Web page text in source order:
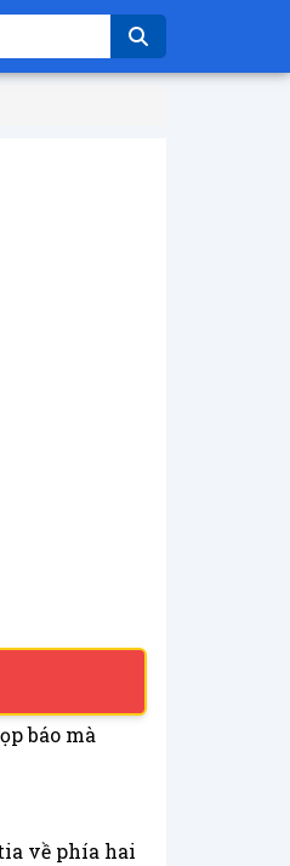
báo mà
về phía hai